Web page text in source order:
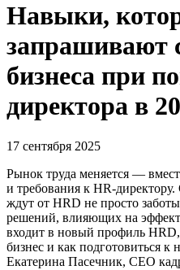
Навыки,
запрашивают
бизнеса при
директора в
17 сентября 2025
Рынок труда меняется —
и требования к HR-
ждут от HRD не просто
решений, влияющих на
входит в новый профиль
бизнес и как подготовиться к
Екатерина Пасечник, CEO